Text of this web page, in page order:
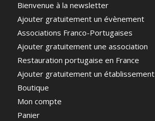
Bienvenue à la newsletter
Ajouter gratuitement un évènement
Associations Franco-Portugaises
Ajouter gratuitement une association
Restauration portugaise en France
Ajouter gratuitement un
Boutique
Mon compte
Panier